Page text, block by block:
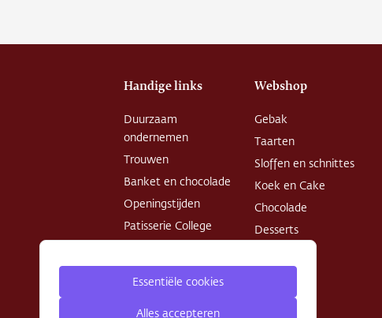
Handige links
Duurzaam
ondernemen
Trouwen
Banket en chocolade
Openingstijden
Patisserie College
Algemene
voorwaarden
Webshop
Gebak
Taarten
Sloffen en schnittes
Koek en Cake
Chocolade
Desserts
Essentiële cookies
Alles accepteren